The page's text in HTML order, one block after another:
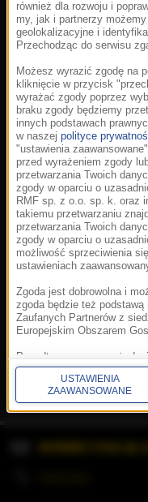
Prywatność
również dla rozwoju i
my, jak i partnerzy
geolokalizacyjne i
Przechodząc do serwisu
Możesz wyrazić zgodę na
kliknięcie w przycisk
wyrażać zgody poprzez
braku zgody będziemy
innych podstawach
w naszej polityce
"ustawienia
przed wyrażeniem zgody
przetwarzania Twoich
zgody w oparciu o
RMF sp. z o.o. sp. k. oraz
takiemu przetwarzaniu
przetwarzania Twoich
zgody w oparciu o
możliwość sprzeciwienia
ustawieniach
Zgoda jest dobrowolna i
zgoda będzie też
Zaufanych Partnerów z
Europejskim Obszarem
Ponadto masz prawo
ograniczenia
Prezesa Urzędu Ochrony
znajdziesz informacje jak
informacje na temat
USTAWIENIA
ZAAWANSOWANE